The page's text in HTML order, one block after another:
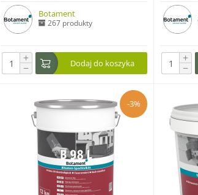
Botament
267 produkty
+
− Dodaj do koszyka +
−
-3%